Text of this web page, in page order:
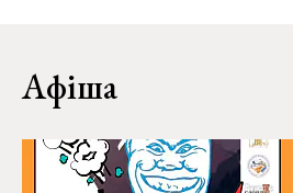
Афіша